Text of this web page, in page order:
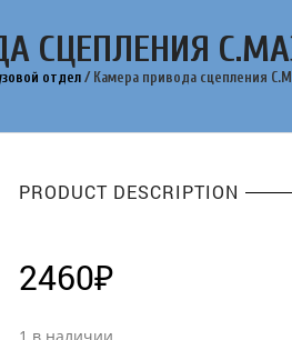
СЦЕПЛЕНИЯ
отдел / Камера привода сцепления
PRODUCT DESCRIPTION
2460₽